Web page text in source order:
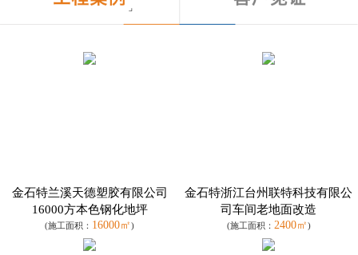
金石特兰溪天德塑胶有限公司
16000方本色钢化地坪
(施工面积： 16000㎡)
金石特浙江台州联特科技有限公
司车间老地面改造
(施工面积： 2400㎡)